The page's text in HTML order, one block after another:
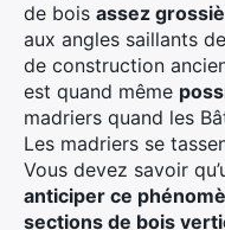
de bois assez
aux angles saillants
de construction
est quand même
madriers quand les
Les madriers se
Vous devez savoir
anticiper ce
sections de bois